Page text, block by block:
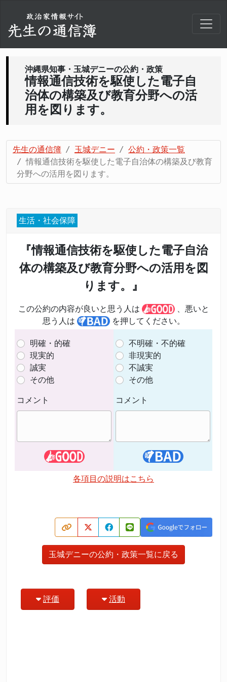
沖縄県知事・玉城デニーの公約・政策
情報通信技術を駆使した電子自
治体の構築及び教育分野への活
用を図ります。
先生の通信簿 玉城デニー
公約・政策一覧
情報通信技術を駆使した電子自治体の構築及び教育
分野への活用を図ります。
生活・社会保障
『情報通信技術を駆使した電子自治
体の構築及び教育分野への活用を図
ります。』
この公約の内容が良いと思う人は
、悪いと
思う人は
を押してください。
明確・的確
現実的
誠実
その他
コメント
不明確・不的確
非現実的
不誠実
その他
コメント
各項目の説明はこちら
玉城デニーの公約・政策一覧に戻る
評価 活動